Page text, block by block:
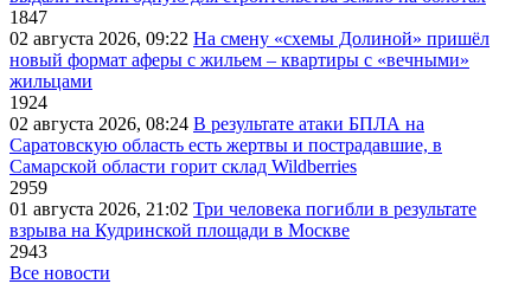
1847
02 августа 2026, 09:22 На смену «схемы Долиной» пришёл
новый формат аферы с жильем – квартиры с «вечными»
жильцами
1924
02 августа 2026, 08:24 В результате атаки БПЛА на
Саратовскую область есть жертвы и пострадавшие, в
Самарской области горит склад Wildberries
2959
01 августа 2026, 21:02 Три человека погибли в результате
взрыва на Кудринской площади в Москве
2943
Все новости